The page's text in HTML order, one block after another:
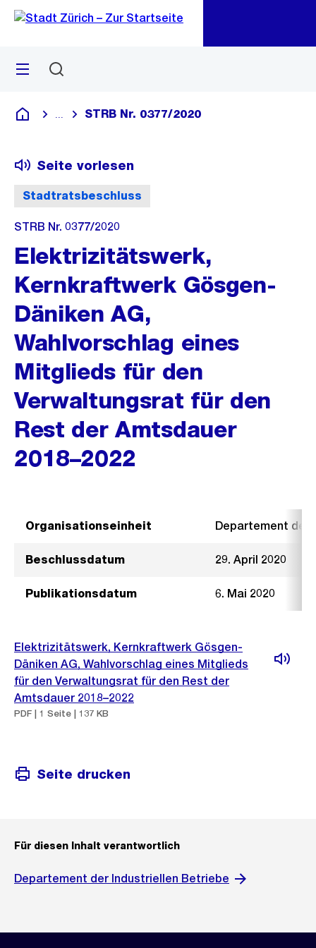
Navigation
Sprunglink
Menü
Deutsch
Blende alle Breadcrumbs ein
STRB Nr. 0377/2020
Stadtratsbeschluss
Seite vorlesen
STRB Nr. 0377/2020
Elektrizitätswerk,
Kernkraftwerk Gösgen-
Däniken AG,
Wahlvorschlag eines
Mitglieds für den
Verwaltungsrat für den
Rest der Amtsdauer
2018–2022
Organisationseinheit Departement der
Beschlussdatum 29. April 2020
Publikationsdatum 6. Mai 2020
Elektrizitätswerk, Kernkraftwerk Gösgen-
Däniken AG, Wahlvorschlag eines Mitglieds
für den Verwaltungsrat für den Rest der
Amtsdauer 2018–2022
PDF | 1 Seite | 137 KB
Seite drucken
Für diesen Inhalt verantwortlich
Departement der Industriellen Betriebe